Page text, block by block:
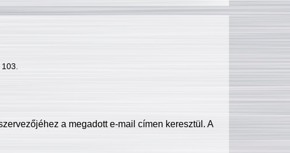
a megadott e-mail címen keresztül. A